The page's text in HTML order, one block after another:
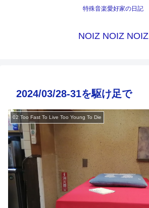
特殊音楽愛好家の日記
NOIZ NOIZ NOIZ
2024/03/28-31を駆け足で
02 Too Fast To Live Too Young To Die